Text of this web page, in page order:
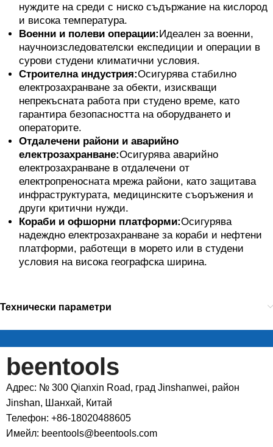
нуждите на среди с ниско съдържание на кислород
и висока температура.
Военни и полеви операции:Идеален за военни,
научноизследователски експедиции и операции в
сурови студени климатични условия.
Строителна индустрия:Осигурява стабилно
електрозахранване за обекти, изискващи
непрекъсната работа при студено време, като
гарантира безопасността на оборудването и
операторите.
Отдалечени райони и аварийно
електрозахранване:Осигурява аварийно
електрозахранване в отдалечени от
електропреносната мрежа райони, като защитава
инфраструктурата, медицинските съоръжения и
други критични нужди.
Кораби и офшорни платформи:Осигурява
надеждно електрозахранване за кораби и нефтени
платформи, работещи в морето или в студени
условия на висока географска ширина.
Технически параметри
beentools
Адрес: № 300 Qianxin Road, град Jinshanwei, район
Jinshan, Шанхай, Китай
Телефон: +86-18020488605
Имейл: beentools@beentools.com